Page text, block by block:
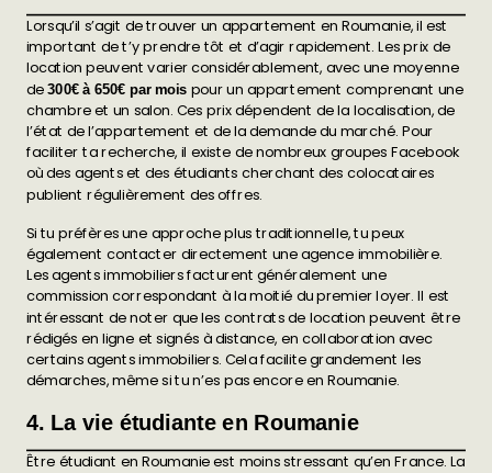
Lorsqu’il s’agit de trouver un appartement en Roumanie, il est
important de t’y prendre tôt et d’agir rapidement. Les prix de
location peuvent varier considérablement, avec une moyenne
de 300€ à 650€ par mois pour un appartement comprenant une
chambre et un salon. Ces prix dépendent de la localisation, de
l’état de l’appartement et de la demande du marché. Pour
faciliter ta recherche, il existe de nombreux groupes Facebook
où des agents et des étudiants cherchant des colocataires
publient régulièrement des offres.
Si tu préfères une approche plus traditionnelle, tu peux
également contacter directement une agence immobilière.
Les agents immobiliers facturent généralement une
commission correspondant à la moitié du premier loyer. Il est
intéressant de noter que les contrats de location peuvent être
rédigés en ligne et signés à distance, en collaboration avec
certains agents immobiliers. Cela facilite grandement les
démarches, même si tu n’es pas encore en Roumanie.
4. La vie étudiante en Roumanie
Être étudiant en Roumanie est moins stressant qu’en France. La